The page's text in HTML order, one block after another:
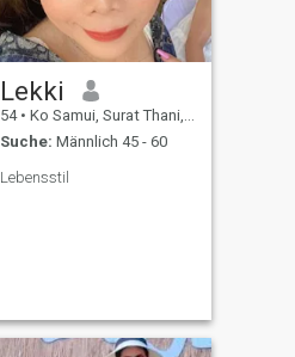
Lekki
54 • Ko Samui, Surat Thani, Thailand
Suche: Männlich 45 - 60
Lebensstil